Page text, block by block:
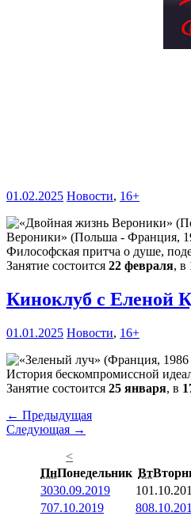
01.02.2025 Новости, 16+
Вероники» (Польша - Франция,
Философская притча о душе,
Занятие состоится 22 февраля, в
Киноклуб с Еленой
01.01.2025 Новости, 16+
История бескомпромиссной
Занятие состоится 25 января, в
← Предыдущая
Следующая →
<
ПнПонедельник Вт
3030.09.2019 1
707.10.2019 8